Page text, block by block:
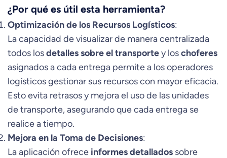
¿Por qué es útil esta herramienta?
Optimización de los Recursos Logísticos:
La capacidad de visualizar de manera centralizada
todos losdetalles sobre el transportey loschoferes
asignados a cada entrega permite a los operadores
logísticos gestionar sus recursos con mayor eficacia.
Esto evita retrasos y mejora el uso de las unidades
de transporte, asegurando que cada entrega se
realice a tiempo.
Mejora en la Toma de Decisiones:
La aplicación ofrece informes detallados sobre